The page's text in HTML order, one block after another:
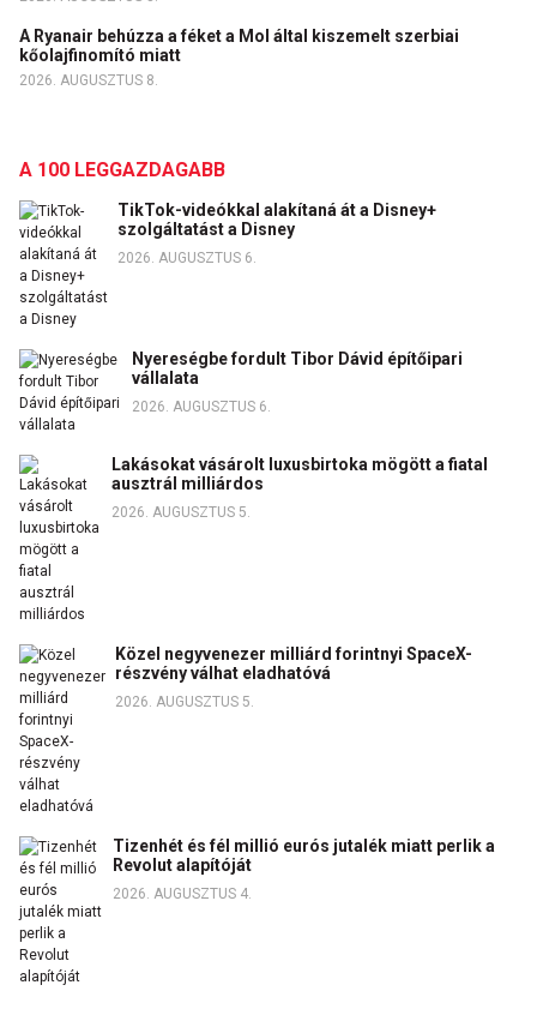
A Ryanair behúzza a féket a Mol által kiszemelt szerbiai
kőolajfinomító miatt
2026. AUGUSZTUS 8.
A 100 LEGGAZDAGABB
TikTok-videókkal alakítaná át a Disney+
szolgáltatást a Disney
2026. AUGUSZTUS 6.
Nyereségbe fordult Tibor Dávid építőipari
vállalata
2026. AUGUSZTUS 6.
Lakásokat vásárolt luxusbirtoka mögött a fiatal
ausztrál milliárdos
2026. AUGUSZTUS 5.
Közel negyvenezer milliárd forintnyi SpaceX-
részvény válhat eladhatóvá
2026. AUGUSZTUS 5.
Tizenhét és fél millió eurós jutalék miatt perlik a
Revolut alapítóját
2026. AUGUSZTUS 4.